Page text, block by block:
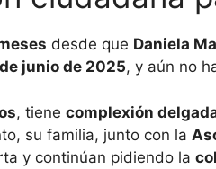
desde que Daniela
junio de 2025, y aún no
, tiene complexión
su familia, junto con la
y continúan pidiendo la